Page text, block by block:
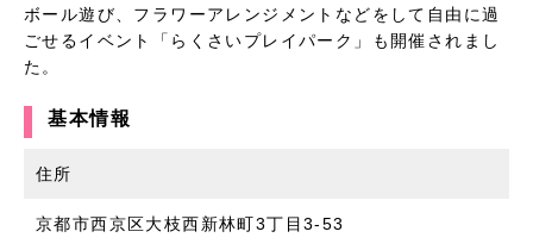
ボール遊び、フラワーアレンジメントなどをして自由に過
ごせるイベント「らくさいプレイパーク」も開催されまし
た。
基本情報
住所
京都市西京区大枝西新林町3丁目3-53